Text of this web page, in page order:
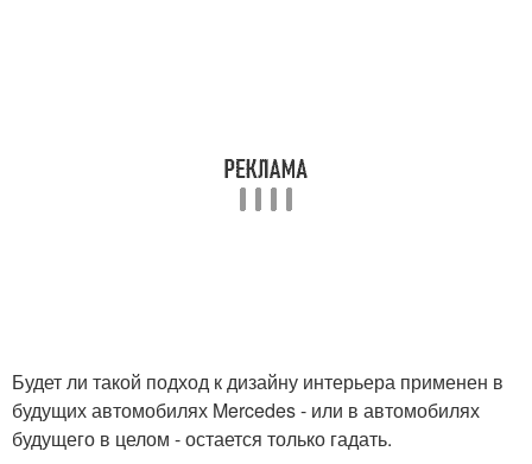
Будет ли такой подход к дизайну интерьера применен в
будущих автомобилях Mercedes - или в автомобилях
будущего в целом - остается только гадать.